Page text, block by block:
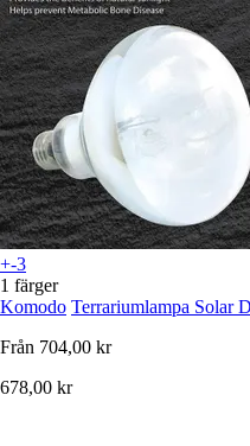
+-3
1 färger
Komodo Terrariumlampa Solar
Från 704,00 kr
678,00 kr